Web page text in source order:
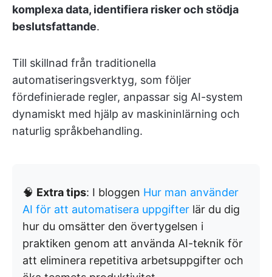
komplexa data, identifiera risker och stödja
beslutsfattande.
Till skillnad från traditionella
automatiseringsverktyg, som följer
fördefinierade regler, anpassar sig AI-system
dynamiskt med hjälp av maskininlärning och
naturlig språkbehandling.
🧠 Extra tips: I bloggen Hur man använder
AI för att automatisera uppgifter lär du dig
hur du omsätter den övertygelsen i
praktiken genom att använda AI-teknik för
att eliminera repetitiva arbetsuppgifter och